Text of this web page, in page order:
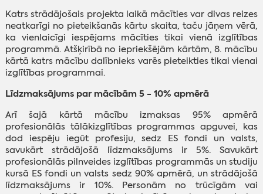
Katrs strādājošais projekta laikā mācīties var divas reizes
neatkarīgi no pieteikšanās kārtu skaita, taču jāņem vērā,
ka vienlaicīgi iespējams mācīties tikai vienā izglītības
programmā. Atšķirībā no iepriekšējām kārtām, 8. mācību
kārtā katrs mācību dalībnieks varēs pieteikties tikai vienai
izglītības programmai.
Līdzmaksājums par mācībām 5 - 10% apmērā
Arī šajā kārtā mācību izmaksas 95% apmērā
profesionālās tālākizglītības programmas apguvei, kas
dod iespēju iegūt profesiju, sedz ES fondi un valsts,
savukārt strādājošā līdzmaksājums ir 5%. Savukārt
profesionālās pilnveides izglītības programmās un studiju
kursā ES fondi un valsts sedz 90% apmērā, un strādājošā
līdzmaksājums ir 10%. Personām no trūcīgām vai